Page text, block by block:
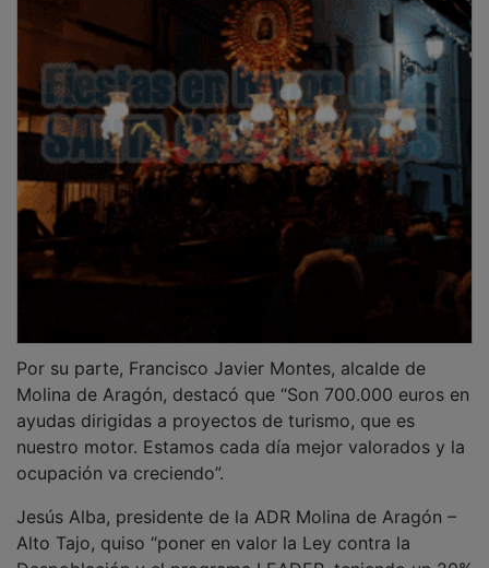
Molina de Aragón, destacó que “Son 700.000 euros en
ayudas dirigidas a proyectos de turismo, que es
nuestro motor. Estamos cada día mejor valorados y la
ocupación va creciendo”.
Alto Tajo, quiso “poner en valor la Ley contra la
Despoblación y el programa LEADER, teniendo un 20%